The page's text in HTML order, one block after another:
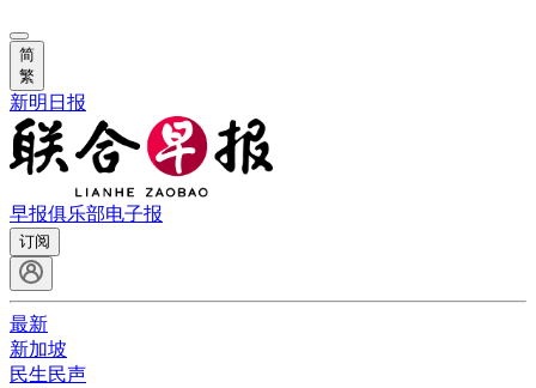
简
繁
新明日报
早报俱乐部电子报
订阅
最新
新加坡
民生民声